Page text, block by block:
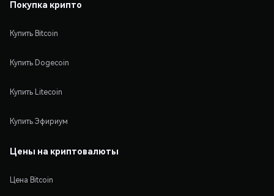
Покупка крипто
Купить Bitcoin
Купить Dogecoin
Купить Litecoin
Купить Эфириум
Цены на криптовалюты
Цена Bitcoin